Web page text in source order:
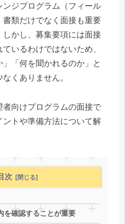
ジプログラム（フィール
書類だけでなく面接も重要
かし、募集要項には面接
いるわけではないため、
」「何を聞かれるのか」と
くありません。
者向けプログラムの面接で
トや準備方法について解
次
を確認することが重要